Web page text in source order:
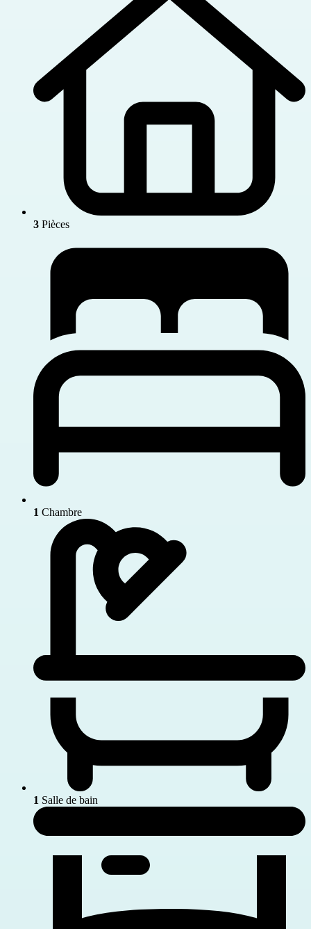
3 Pièces
1 Chambre
1 Salle de bain